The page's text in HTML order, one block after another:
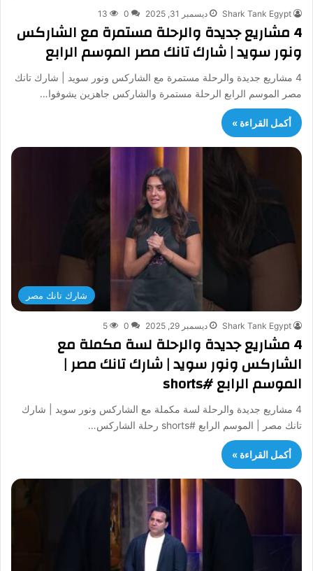
Shark Tank Egypt ديسمبر 31, 2025 0
13
4 مشاريع جديدة والرحلة مستمرة مع الشاركس
ونور سويد | شارك تانك مصر الموسم الرابع
4 مشاريع جديدة والرحلة مستمرة مع الشاركس ونور سويد | شارك تانك
مصر الموسم الرابع الرحلة مستمرة والشاركس جاهزين يشوفوا…
أكمل القراءة »
شارك تانك مصر
Shark Tank Egypt ديسمبر 29, 2025 0
5
4 مشاريع جديدة والرحلة لسة مكملة مع
الشاركس ونور سويد | شارك تانك مصر |
الموسم الرابع #shorts
4 مشاريع جديدة والرحلة لسة مكملة مع الشاركس ونور سويد | شارك
تانك مصر | الموسم الرابع #shorts رحلة الشاركس…
أكمل القراءة »